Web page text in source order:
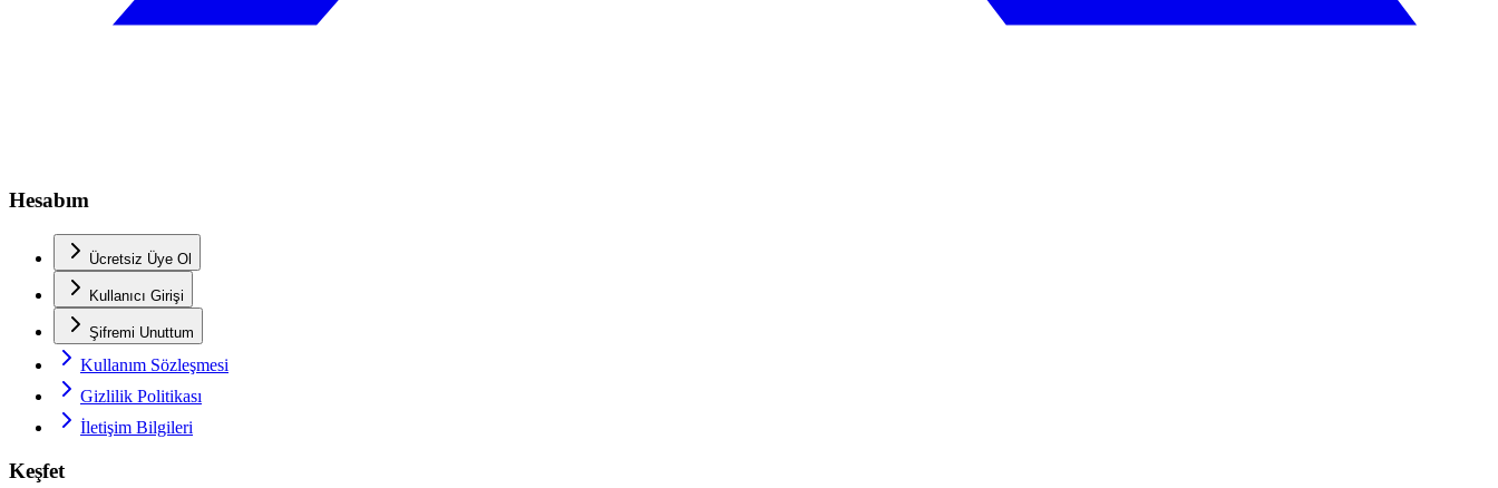
Hesabım
Ücretsiz Üye Ol
Kullanıcı Girişi
Şifremi Unuttum
Kullanım Sözleşmesi
Gizlilik Politikası
İletişim Bilgileri
Keşfet